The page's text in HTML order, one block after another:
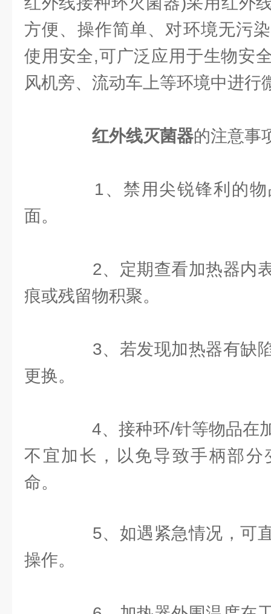
方便、操作简单、对环境无污
使用安全,可广泛应用于生物安
风机旁、流动车上等环境中进行
红外线灭菌器的注意事
1、禁用尖锐锋利的物
面。
2、定期查看加热器内表
痕或残留物积聚。
3、若发现加热器有缺陷
更换。
4、接种环/针等物品在
不宜加长，以免导致手柄部分
命。
5、如遇紧急情况，可直
操作。